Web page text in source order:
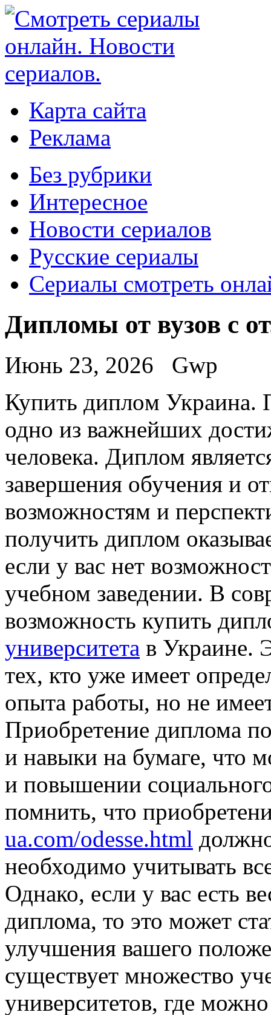
Карта сайта
Реклама
Без рубрики
Интересное
Новости сериалов
Русские сериалы
Сериалы смотреть
Дипломы от вузов с
Июнь 23, 2026
Gwp
Купить диплoм Укрaинa.
одно из важнейших
человека. Диплом
завершения обучения и
возможностям и
получить диплом
если у вас нет
учебном заведении. В
возможность купить
университета в Украине.
тех, кто уже имеет
опыта работы, но не
Приобретение диплома
и навыки на бумаге, что
и повышении
помнить, что
ua.com/odesse.html
необходимо учитывать
Однако, если у вас есть
диплома, то это может
улучшения вашего
существует множество
университетов, где